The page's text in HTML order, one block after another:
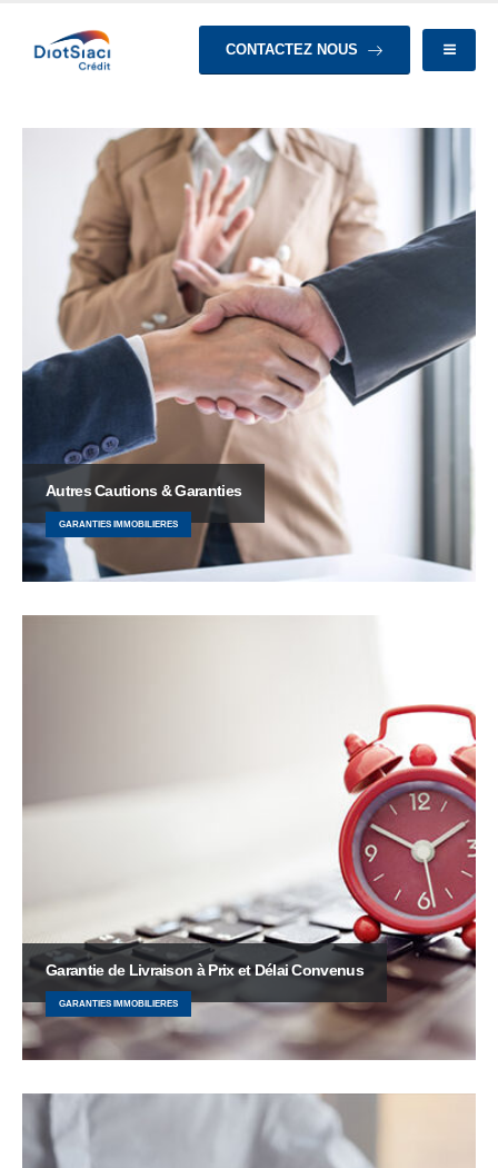
CONTACTEZ NOUS
Autres Cautions & Garanties
GARANTIES IMMOBILIERES
Garantie de Livraison à Prix et Délai Convenus
GARANTIES IMMOBILIERES